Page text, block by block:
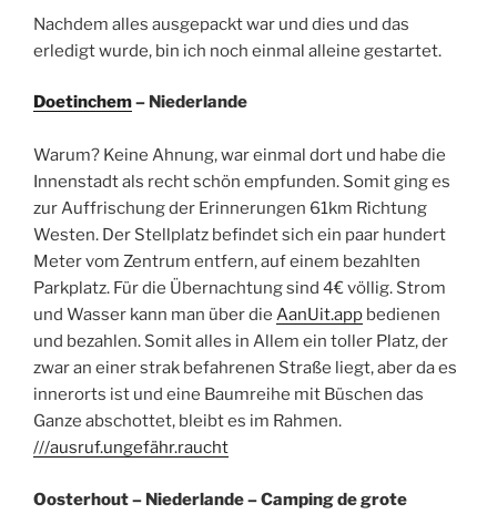
Nachdem alles ausgepackt war und dies und das
erledigt wurde, bin ich noch einmal alleine gestartet.
Doetinchem– Niederlande
Warum? Keine Ahnung, war einmal dort und habe die
Innenstadt als recht schön empfunden. Somit ging es
zur Auffrischung der Erinnerungen 61km Richtung
Westen. Der Stellplatz befindet sich ein paar hundert
Meter vom Zentrum entfern, auf einem bezahlten
Parkplatz. Für die Übernachtung sind 4€ völlig. Strom
und Wasser kann man über die AanUit.app bedienen
und bezahlen. Somit alles in Allem ein toller Platz, der
zwar an einer strak befahrenen Straße liegt, aber da es
innerorts ist und eine Baumreihe mit Büschen das
Ganze abschottet, bleibt es im Rahmen.
///ausruf.ungefähr.raucht
Oosterhout – Niederlande – Camping de grote